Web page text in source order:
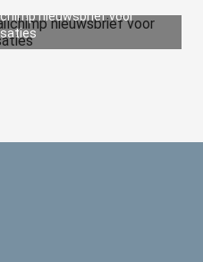
nieuwsbrief voor